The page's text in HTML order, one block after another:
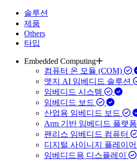
솔루션
제품
Others
타입
Embedded Computing
컴퓨터 온 모듈 (COM)
엣지 AI 임베디드 솔루션
임베디드 시스템
임베디드 보드
산업용 임베디드 보드
Arm 기반 임베디드 플랫폼
팬리스 임베디드 컴퓨터
디지털 사이니지 플레이어
임베디드용 디스플레이